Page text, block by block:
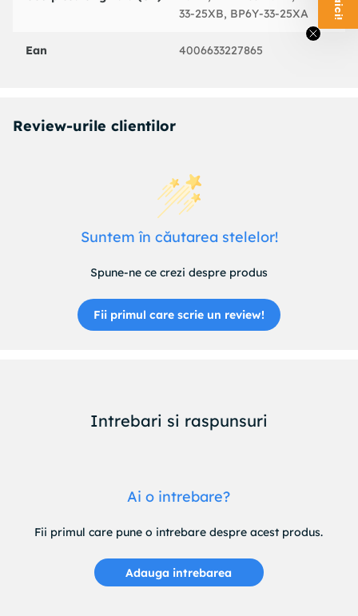
33-25XB, BP6Y-33-25XA
Ean 4006633227865
Review-urile clientilor
Suntem în căutarea stelelor!
Spune-ne ce crezi despre produs
Fii primul care scrie un review!
Intrebari si raspunsuri
Ai o intrebare?
Fii primul care pune o intrebare despre acest produs.
Adauga intrebarea